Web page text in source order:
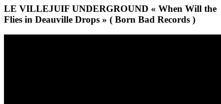
LE VILLEJUIF UNDERGROUND « When Will the
Flies in Deauville Drops » ( Born Bad Records )